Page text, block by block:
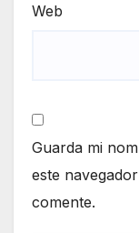
Web
Guarda mi
este
comente.